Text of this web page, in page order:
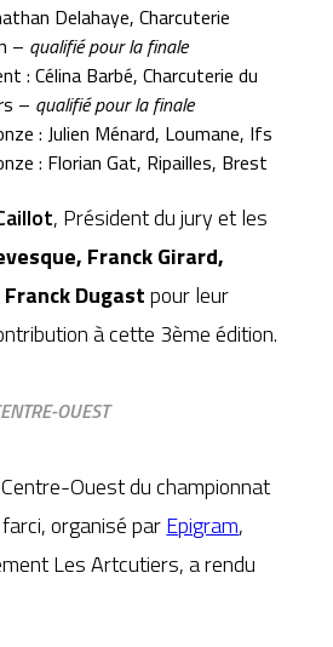
Delahaye, Charcuterie
– qualifié pour la finale
: Célina Barbé, Charcuterie du
– qualifié pour la finale
: Julien Ménard, Loumane, Ifs
: Florian Gat, Ripailles, Brest
, Président du jury et les
Franck Girard,
Dugastpour leur
à cette 3ème édition.
OUEST
Ouest du championnat
organisé parEpigram,
Les Artcutiers, a rendu